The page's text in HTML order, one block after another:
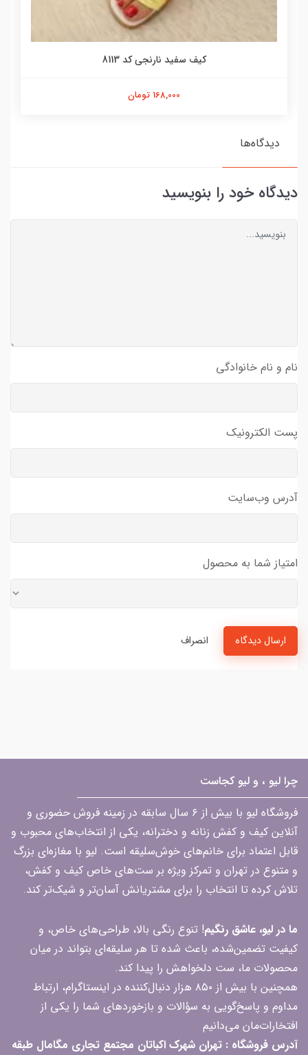
کیف سفید نارنجی کد 8113
168,000 تومان
دیدگاه‌ها
دیدگاه خود را بنویسید
نام و نام خانوادگی
پست الکترونیک
آدرس وب‌سایت
امتیاز شما به محصول
ارسال دیدگاه انصراف
چرا لیو ، و لیو کجاست
فروشگاه لیو با بیش از ۶ سال سابقه در زمینه فروش حضوری و
آنلاین کیف و کفش زنانه و دخترانه، یکی از انتخاب‌های محبوب و
قابل اعتماد برای خانم‌های خوش‌سلیقه است. لیو با مغازه‌ای بزرگ
و متنوع در تهران و تمرکز ویژه بر ست‌های خاص کیف و کفش،
تلاش کرده تا انتخاب را برای مشتریانش آسان‌تر و شیک‌تر کند.
ما در لیو، عاشق رنگیم! تنوع رنگی بالا، طراحی‌های خاص، و
کیفیت تضمین‌شده، باعث شده تا هر سلیقه‌ای بتواند در میان
محصولات ما، ست دلخواهش را پیدا کند.
همچنین با بیش از ۸۵۰ هزار دنبال‌کننده در اینستاگرام، ارتباط
مداوم و پاسخ‌گویی به سؤالات و بازخوردهای شما را یکی از
افتخارات‌مان می‌دانیم
آدرس فروشگاه : تهران شهرک اکباتان مجتمع تجاری مگامال طبقه